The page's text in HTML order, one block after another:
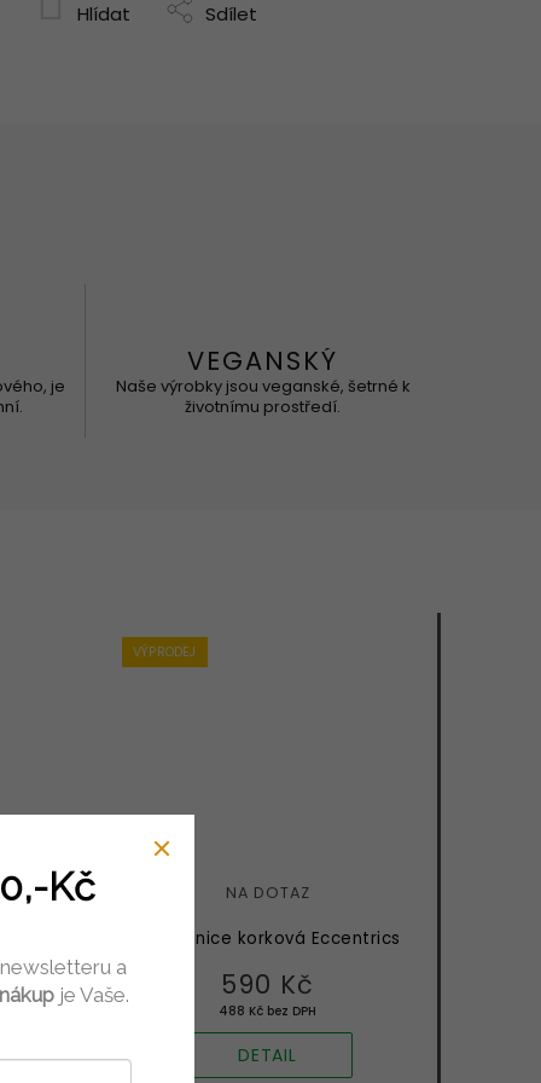
Hlídat Sdílet
je
VEGANSKÝ
Naše výrobky jsou veganské, šetrné k
životnímu prostředí.
VÝPRODEJ
Stavebnice korková Eccentrics
NA DOTAZ
488 Kč bez DPH
590 Kč
DETAIL
Kč
a
je Vaše.